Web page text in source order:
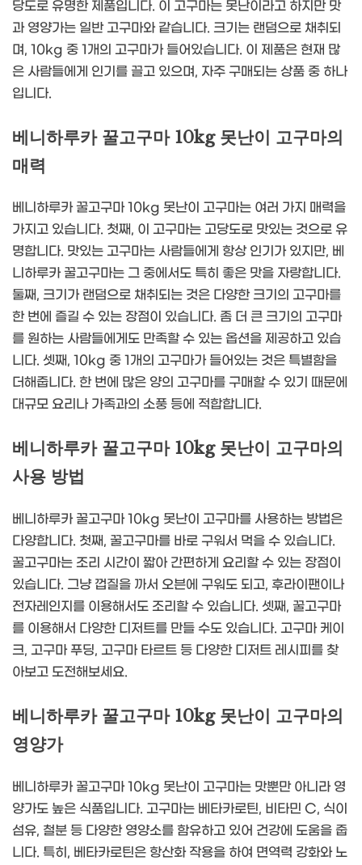
당도로 유명한 제품입니다. 이 고구마는 못난이라고 하지만 맛
과 영양가는 일반 고구마와 같습니다. 크기는 랜덤으로 채취되
며, 10kg 중 1개의 고구마가 들어있습니다. 이 제품은 현재 많
은 사람들에게 인기를 끌고 있으며, 자주 구매되는 상품 중 하나
입니다.
베니하루카 꿀고구마 10kg 못난이 고구마의
매력
베니하루카 꿀고구마 10kg 못난이 고구마는 여러 가지 매력을
가지고 있습니다. 첫째, 이 고구마는 고당도로 맛있는 것으로 유
명합니다. 맛있는 고구마는 사람들에게 항상 인기가 있지만, 베
니하루카 꿀고구마는 그 중에서도 특히 좋은 맛을 자랑합니다.
둘째, 크기가 랜덤으로 채취되는 것은 다양한 크기의 고구마를
한 번에 즐길 수 있는 장점이 있습니다. 좀 더 큰 크기의 고구마
를 원하는 사람들에게도 만족할 수 있는 옵션을 제공하고 있습
니다. 셋째, 10kg 중 1개의 고구마가 들어있는 것은 특별함을
더해줍니다. 한 번에 많은 양의 고구마를 구매할 수 있기 때문에
대규모 요리나 가족과의 소풍 등에 적합합니다.
베니하루카 꿀고구마 10kg 못난이 고구마의
사용 방법
베니하루카 꿀고구마 10kg 못난이 고구마를 사용하는 방법은
다양합니다. 첫째, 꿀고구마를 바로 구워서 먹을 수 있습니다.
꿀고구마는 조리 시간이 짧아 간편하게 요리할 수 있는 장점이
있습니다. 그냥 껍질을 까서 오븐에 구워도 되고, 후라이팬이나
전자레인지를 이용해서도 조리할 수 있습니다. 셋째, 꿀고구마
를 이용해서 다양한 디저트를 만들 수도 있습니다. 고구마 케이
크, 고구마 푸딩, 고구마 타르트 등 다양한 디저트 레시피를 찾
아보고 도전해보세요.
베니하루카 꿀고구마 10kg 못난이 고구마의
영양가
베니하루카 꿀고구마 10kg 못난이 고구마는 맛뿐만 아니라 영
양가도 높은 식품입니다. 고구마는 베타카로틴, 비타민 C, 식이
섬유, 철분 등 다양한 영양소를 함유하고 있어 건강에 도움을 줍
니다. 특히, 베타카로틴은 항산화 작용을 하여 면역력 강화와 노